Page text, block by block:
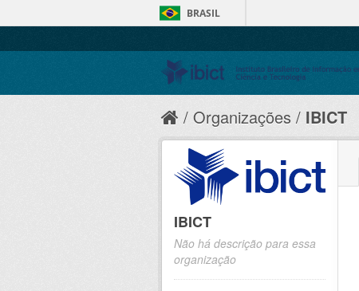
BRASIL
Organizações IBICT
IBICT
Não há descrição para essa
organização